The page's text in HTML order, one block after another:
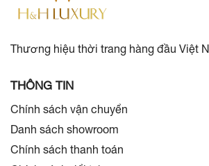
Thương hiệu thời trang hàng đầu Việt
THÔNG TIN
Chính sách vận chuyển
Danh sách showroom
Chính sách thanh toán